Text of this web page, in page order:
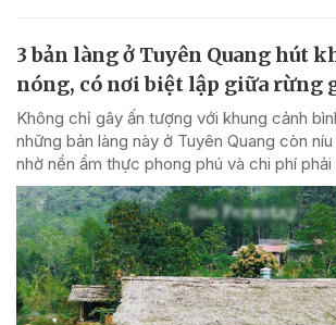
3 bản làng ở Tuyên Quang hút
nóng, có nơi biệt lập giữa rừng
Không chỉ gây ấn tượng với khung cảnh
những bản làng này ở Tuyên Quang còn
nhờ nền ẩm thực phong phú và chi phí phải